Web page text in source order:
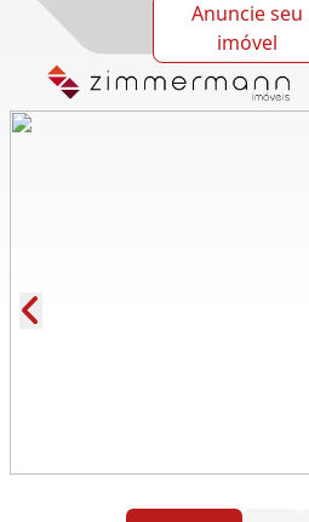
Anuncie seu
imóvel